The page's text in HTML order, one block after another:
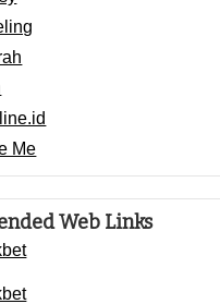
Me
Web Links